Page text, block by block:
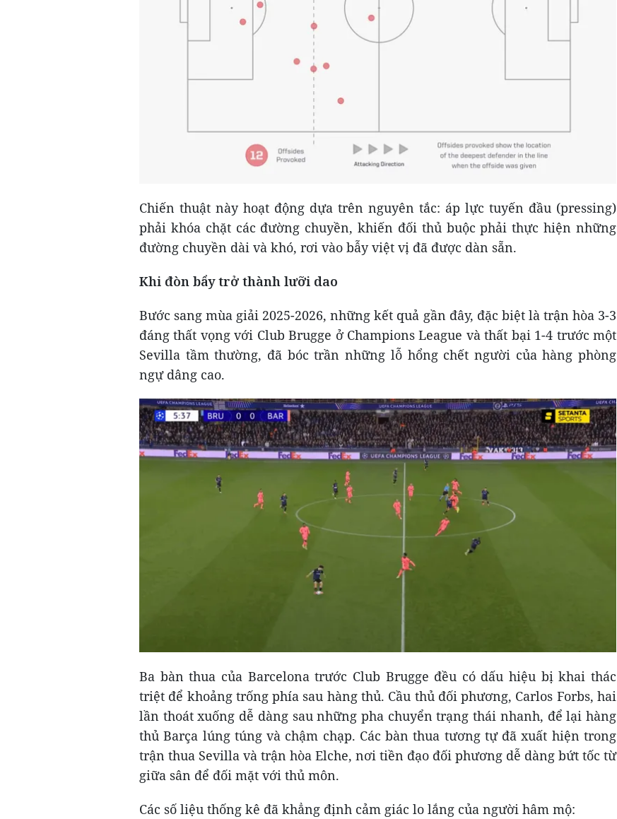
Chiến thuật này hoạt động dựa trên nguyên tắc: áp lực tuyến đầu (pressing)
phải khóa chặt các đường chuyền, khiến đối thủ buộc phải thực hiện những
đường chuyền dài và khó, rơi vào bẫy việt vị đã được dàn sẵn.
Khi đòn bẩy trở thành lưỡi dao
Bước sang mùa giải 2025-2026, những kết quả gần đây, đặc biệt là trận hòa 3-3
đáng thất vọng với Club Brugge ở Champions League và thất bại 1-4 trước một
Sevilla tầm thường, đã bóc trần những lỗ hổng chết người của hàng phòng
ngự dâng cao.
Ba bàn thua của Barcelona trước Club Brugge đều có dấu hiệu bị khai thác
triệt để khoảng trống phía sau hàng thủ. Cầu thủ đối phương, Carlos Forbs, hai
lần thoát xuống dễ dàng sau những pha chuyển trạng thái nhanh, để lại hàng
thủ Barça lúng túng và chậm chạp. Các bàn thua tương tự đã xuất hiện trong
trận thua Sevilla và trận hòa Elche, nơi tiền đạo đối phương dễ dàng bứt tốc từ
giữa sân để đối mặt với thủ môn.
Các số liệu thống kê đã khẳng định cảm giác lo lắng của người hâm mộ: